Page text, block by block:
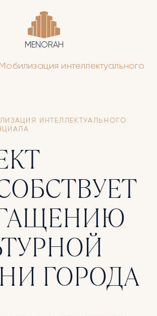
MENORAH
Мобилизация интеллектуального
ИНТЕЛЛЕКТУАЛЬНОГО
ГОРОДА